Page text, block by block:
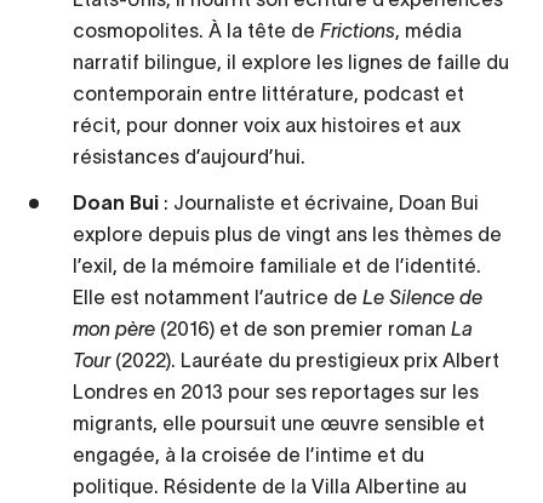
cosmopolites. À la tête de Frictions, média
narratif bilingue, il explore les lignes de faille du
contemporain entre littérature, podcast et
récit, pour donner voix aux histoires et aux
résistances d’aujourd’hui.
Doan Bui : Journaliste et écrivaine, Doan Bui
explore depuis plus de vingt ans les thèmes de
l’exil, de la mémoire familiale et de l’identité.
Elle est notamment l’autrice de Le Silence de
mon père (2016) et de son premier roman La
Tour (2022). Lauréate du prestigieux prix Albert
Londres en 2013 pour ses reportages sur les
migrants, elle poursuit une œuvre sensible et
engagée, à la croisée de l’intime et du
politique. Résidente de la Villa Albertine au